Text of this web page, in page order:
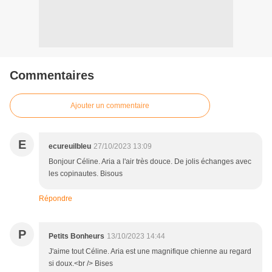
Commentaires
Ajouter un commentaire
E ecureuilbleu 27/10/2023 13:09
Bonjour Céline. Aria a l'air très douce. De jolis échanges avec
les copinautes. Bisous
Répondre
P Petits Bonheurs 13/10/2023 14:44
J'aime tout Céline. Aria est une magnifique chienne au regard
si doux.<br /> Bises